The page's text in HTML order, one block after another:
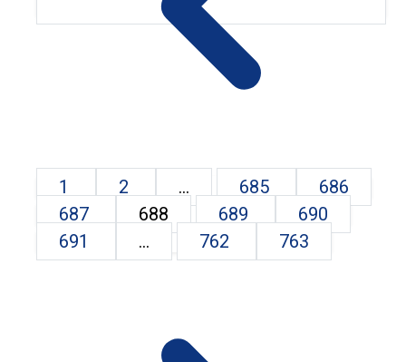
1 2 ... 685
686
687
688 689
690
691
... 762 763